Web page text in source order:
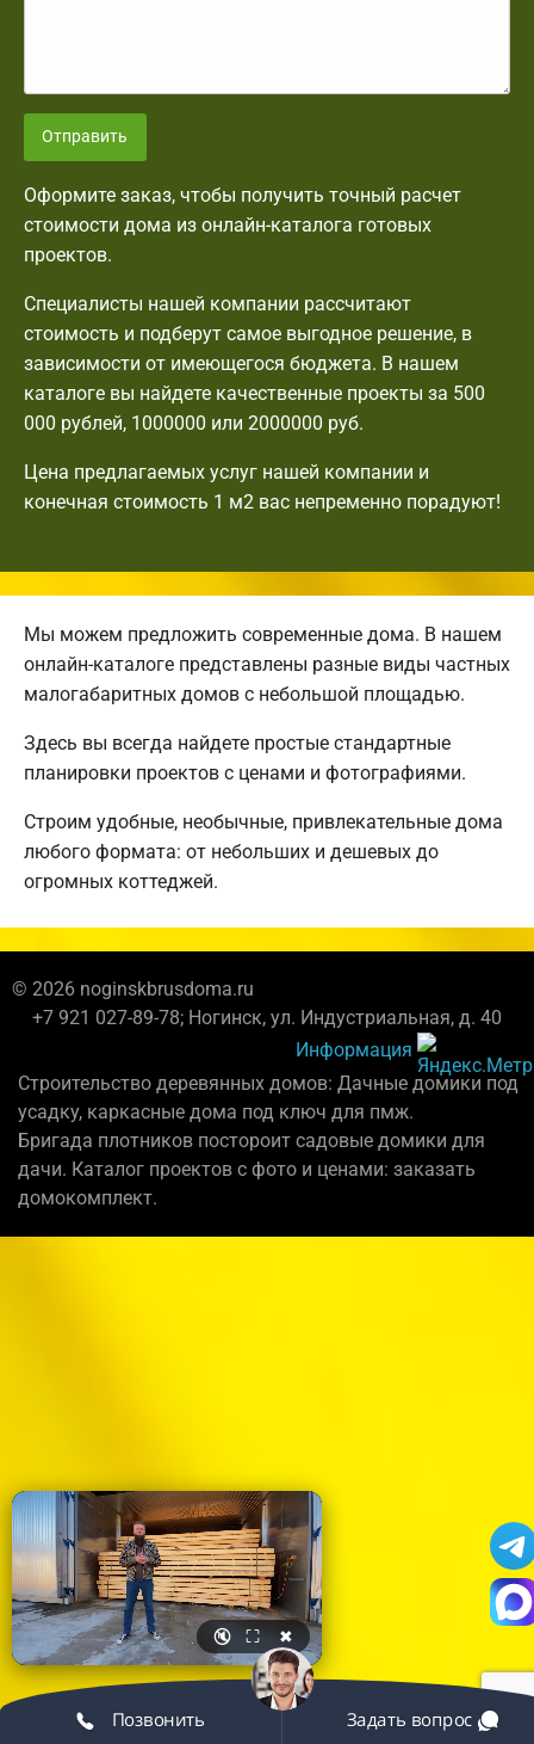
Отправить
Оформите заказ, чтобы получить точный расчет
стоимости дома из онлайн-каталога готовых
проектов.
Специалисты нашей компании рассчитают
стоимость и подберут самое выгодное решение, в
зависимости от имеющегося бюджета. В нашем
каталоге вы найдете качественные проекты за 500
000 рублей, 1000000 или 2000000 руб.
Цена предлагаемых услуг нашей компании и
конечная стоимость 1 м2 вас непременно порадуют!
Мы можем предложить современные дома. В нашем
онлайн-каталоге представлены разные виды частных
малогабаритных домов с небольшой площадью.
Здесь вы всегда найдете простые стандартные
планировки проектов с ценами и фотографиями.
Строим удобные, необычные, привлекательные дома
любого формата: от небольших и дешевых до
огромных коттеджей.
© 2026 noginskbrusdoma.ru
+7 921 027-89-78; Ногинск, ул. Индустриальная, д. 40
Информация
Строительство деревянных домов: Дачные домики под
усадку, каркасные дома под ключ для пмж.
Бригада плотников постороит садовые домики для
дачи. Каталог проектов с фото и ценами: заказать
домокомплект.
🔇 ⛶ ✖
Позвонить Задать вопрос